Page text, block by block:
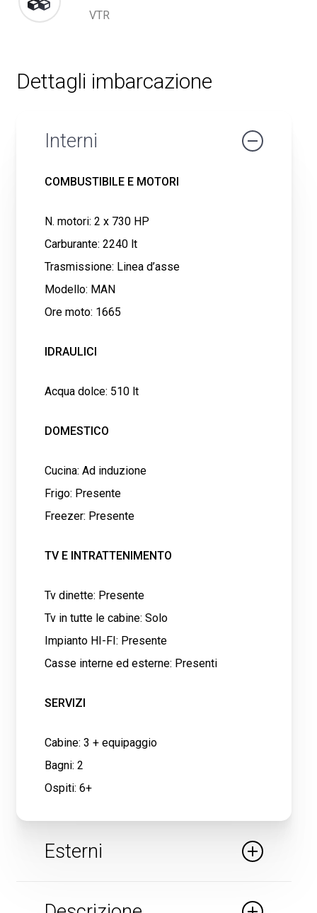
VTR
Dettagli imbarcazione
Interni
COMBUSTIBILE E MOTORI
N. motori: 2 x 730 HP
Carburante: 2240 lt
Trasmissione: Linea d’asse
Modello: MAN
Ore moto: 1665
IDRAULICI
Acqua dolce: 510 lt
DOMESTICO
Cucina: Ad induzione
Frigo: Presente
Freezer: Presente
TV E INTRATTENIMENTO
Tv dinette: Presente
Tv in tutte le cabine: Solo
Impianto HI-FI: Presente
Casse interne ed esterne: Presenti
SERVIZI
Cabine: 3 + equipaggio
Bagni: 2
Ospiti: 6+
Esterni